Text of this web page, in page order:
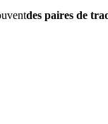
des paires de